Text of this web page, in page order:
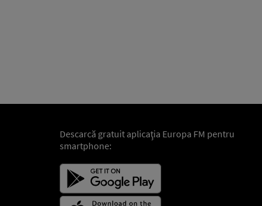
Descarcă gratuit aplicaţia Europa FM pentru
smartphone: